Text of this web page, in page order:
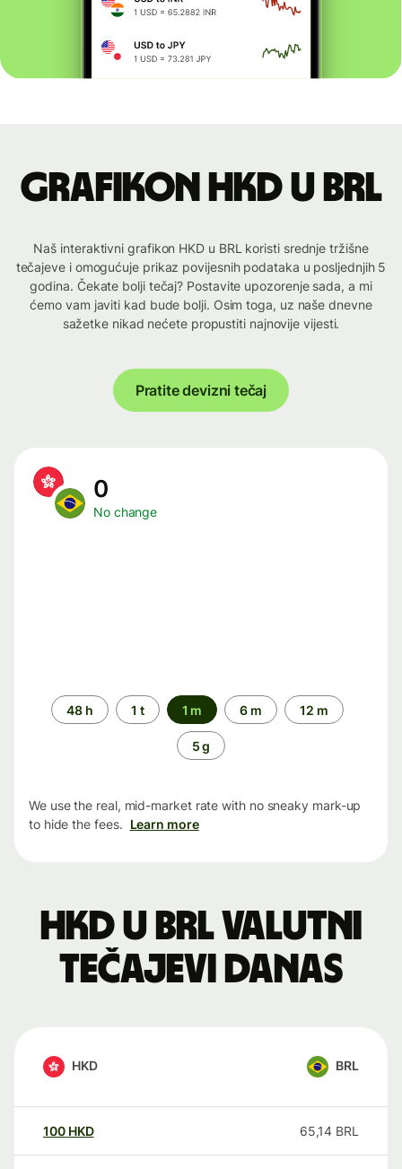
Grafikon HKD u BRL
Naš interaktivni grafikon HKD u BRL koristi srednje tržišne
tečajeve i omogućuje prikaz povijesnih podataka u posljednjih 5
godina. Čekate bolji tečaj? Postavite upozorenje sada, a mi
ćemo vam javiti kad bude bolji. Osim toga, uz naše dnevne
sažetke nikad nećete propustiti najnovije vijesti.
Pratite devizni tečaj
0
No change
Time
period
48 h 1 t 1 m 6 m 12 m
5 g
We use the real, mid-market rate with no sneaky mark-up
to hide the fees. Learn more
HKD u BRL valutni
tečajevi danas
HKD BRL
100 HKD 65,14 BRL